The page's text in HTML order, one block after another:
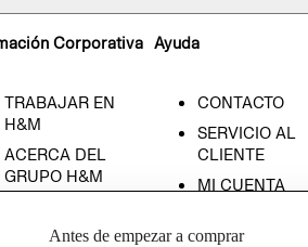
Corporativa
TRABAJAR EN
H&M
ACERCA DEL
GRUPO H&M
SOCIAL
Ayuda
CONTACTO
SERVICIO AL
CLIENTE
MI CUENTA
TIENDAS
Antes de empezar a comprar